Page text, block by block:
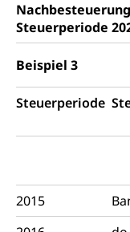
Steuerperiode
Beispiel 3
Steuerperiode
2015